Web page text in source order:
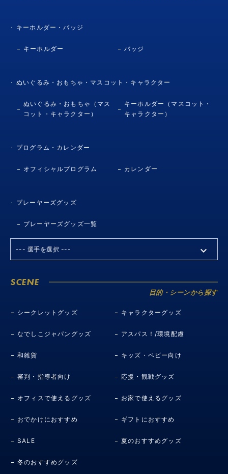
キーホルダー・バッジ
キーホルダー バッジ
ぬいぐるみ・おもちゃ・マスコット・キャラクター
ぬいぐるみ・おもちゃ（マス
コット・キャラクター）
キーホルダー（マスコット・
キャラクター）
プログラム・カレンダー
オフィシャルプログラム カレンダー
プレーヤーズグッズ
プレーヤーズグッズ一覧
SCENE
目的・シーンから探す
シークレットグッズ キャラクターグッズ
なでしこジャパングッズ アスパス！/環境配慮
和雑貨 キッズ・ベビー向け
審判・指導者向け 応援・観戦グッズ
オフィスで使えるグッズ お家で使えるグッズ
おでかけにおすすめ ギフトにおすすめ
SALE 夏のおすすめグッズ
冬のおすすめグッズ